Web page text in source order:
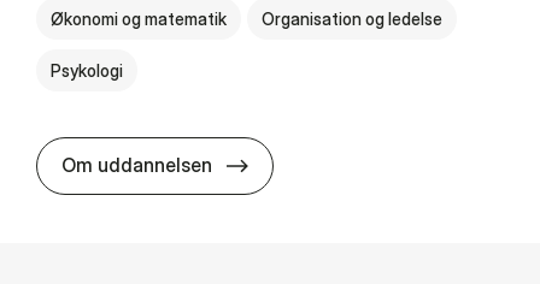
Økonomi og matematik Organisation og ledelse
Psykologi
Om uddannelsen HA(psyk.) - erhvervs­økonomi og